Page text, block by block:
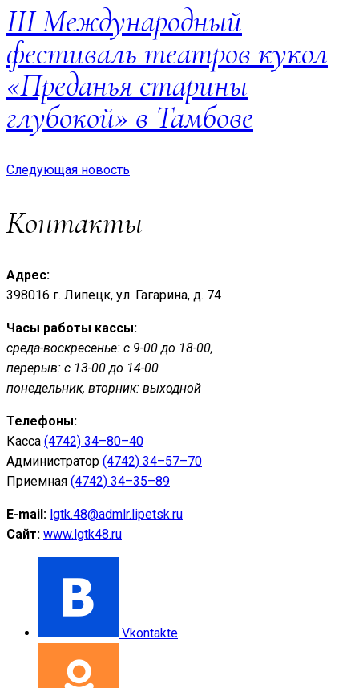
III Международный
фестиваль театров кукол
«Преданья старины
глубокой» в Тамбове
Следующая новость
Контакты
Адрес:
398016 г. Липецк, ул. Гагарина, д. 74
Часы работы кассы:
среда-воскресенье: с 9-00 до 18-00,
перерыв: с 13-00 до 14-00
понедельник, вторник: выходной
Телефоны:
Касса (4742) 34–80–40
Администратор (4742) 34–57–70
Приемная (4742) 34–35–89
E-mail: lgtk.48@admlr.lipetsk.ru
Сайт: www.lgtk48.ru
Vkontakte